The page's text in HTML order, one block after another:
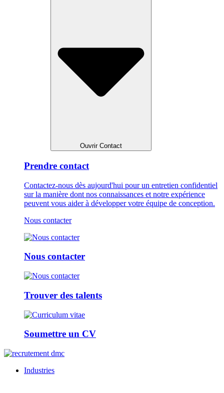
Ouvrir Contact
Prendre contact
Contactez-nous dès aujourd'hui pour un entretien confidentiel
sur la manière dont nos connaissances et notre expérience
peuvent vous aider à développer votre équipe de conception.
Nous contacter
Nous contacter
Trouver des talents
Soumettre un CV
Industries